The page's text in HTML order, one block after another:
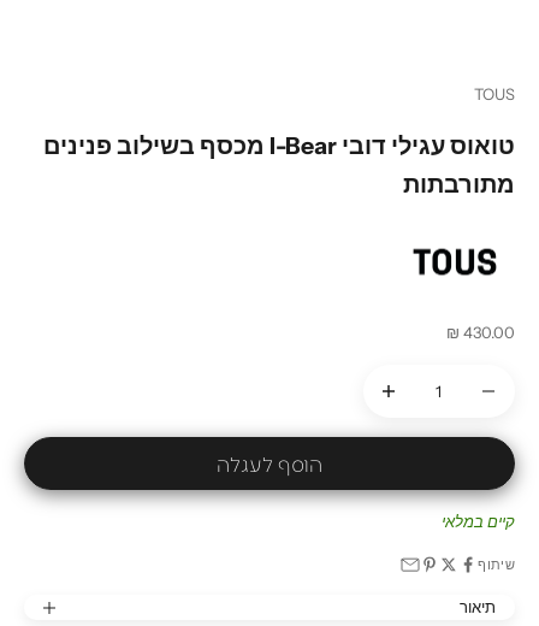
TOUS
טואוס עגילי דובי I-Bear מכסף בשילוב פנינים
מתורבתות
מחיר מבצע
430.00 ₪
הוסף לעגלה
קיים במלאי
שיתוף
תיאור